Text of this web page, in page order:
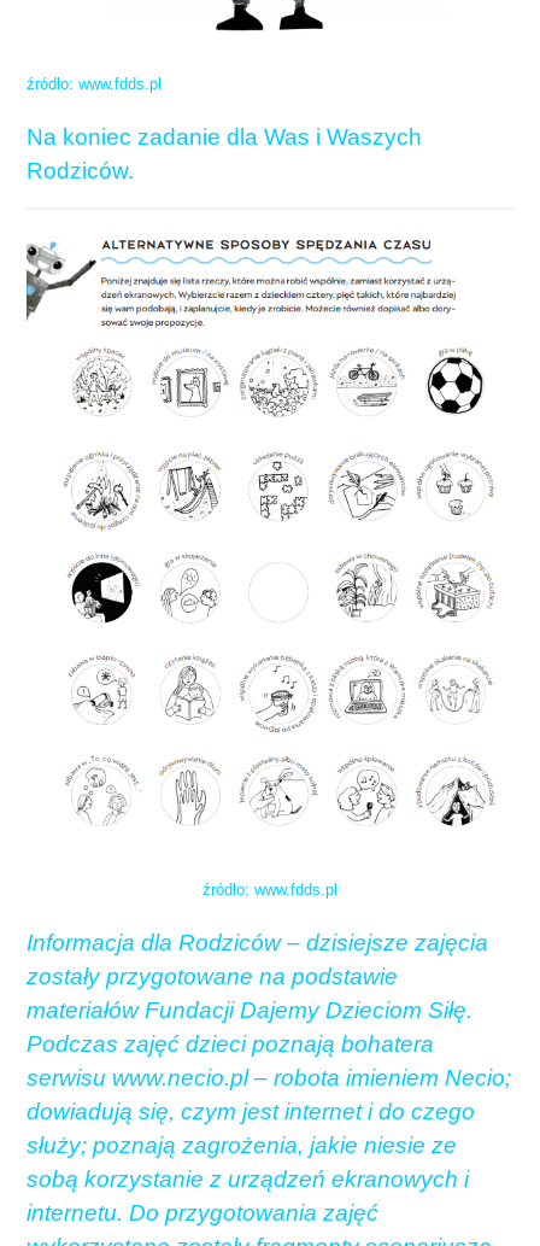
źródło: www.fdds.pl
Na koniec zadanie dla Was i Waszych
Rodziców.
źródło: www.fdds.pl
Informacja dla Rodziców – dzisiejsze zajęcia
zostały przygotowane na podstawie
materiałów Fundacji Dajemy Dzieciom Siłę.
Podczas zajęć dzieci poznają bohatera
serwisu www.necio.pl – robota imieniem Necio;
dowiadują się, czym jest internet i do czego
służy; poznają zagrożenia, jakie niesie ze
sobą korzystanie z urządzeń ekranowych i
internetu. Do przygotowania zajęć